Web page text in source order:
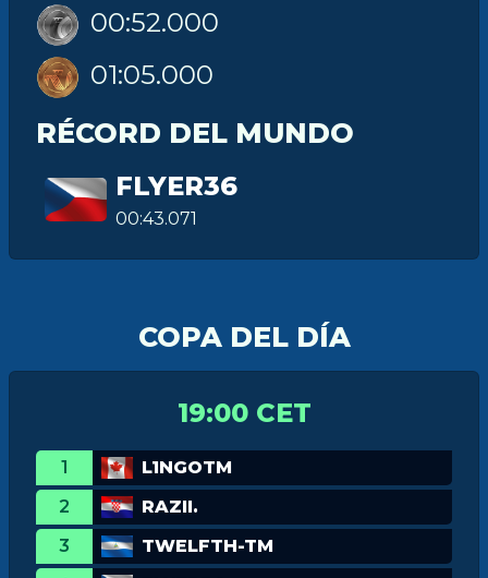
00:52.000
01:05.000
RÉCORD DEL MUNDO
FLYER36
00:43.071
COPA DEL DÍA
19:00 CET
1
L1NGOTM
2
RAZII.
3
TWELFTH-TM